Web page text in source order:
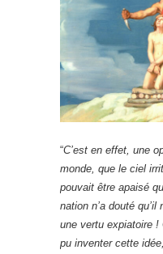
“C’est en effet, une
monde, que le ciel
pouvait être apaisé
nation n’a douté qu’il
une vertu expiatoire !
pu inventer cette